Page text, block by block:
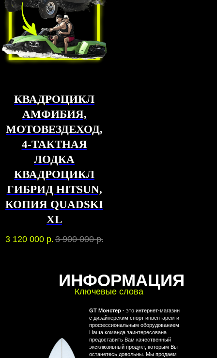
КВАДРОЦИКЛ
АМФИБИЯ,
МОТОВЕЗДЕХОД,
4-ТАКТНАЯ
ЛОДКА
КВАДРОЦИКЛ
ГИБРИД HITSUN,
КОПИЯ QUADSKI
XL
3 120 000 р.3 900 000 р.
GT Монстер- это интернет-магазин
с дизайнерским спорт инвентарем и
профессиональным оборудованием.
Наша команда заинтересована
предоставить Вам качественный
эксклюзивный продукт, которым Вы
останетесь довольны. Мы продаем
Ключевые слова
ИНФОРМАЦИЯ